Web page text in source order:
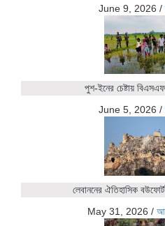
June 9, 2026 /
পুশ-ইনের চেষ্টায়
June 5, 2026 /
লেবাননের ঐতিহাসিক
May 31, 2026 /